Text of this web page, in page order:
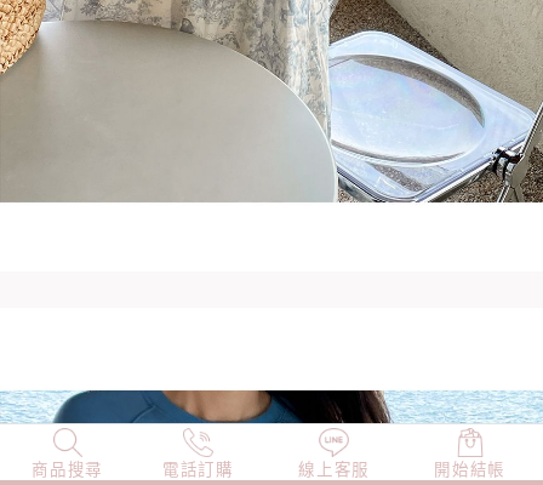
商品搜尋 電話訂購 線上客服 開始結帳
NEW 店長精選 TOP100 小編穿搭